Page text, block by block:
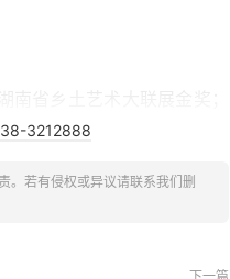
中国美术家协会举办的纪
南省美术精品展；2010年
3212888
。若有侵权或异议请联系我们删